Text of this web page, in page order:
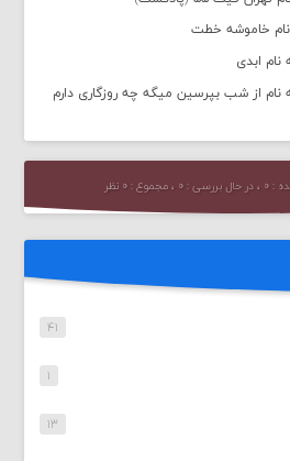
نام خاموشه خطت
ابدی
از شب بپرسین میگه چه روزگاری دارم
، مجموع : ۰ نظر
۴۱
۱
۱۳